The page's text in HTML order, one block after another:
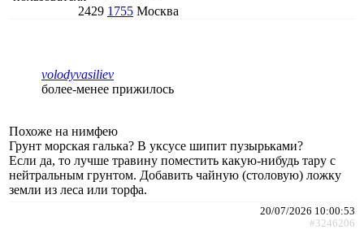
2429 1755 Москва
volodyvasiliev
более-менее прижилось
Похоже на нимфею
Грунт морская галька? В уксусе шипит пузырьками?
Если да, то лучше травину поместить какую-нибудь тару с
нейтральным грунтом. Добавить чайную (столовую) ложку
земли из леса или торфа.
20/07/2026 10:00:53
#3246206